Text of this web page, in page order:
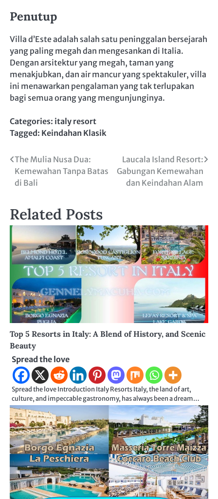
Penutup
Villa d’Este adalah salah satu peninggalan bersejarah
yang paling megah dan mengesankan di Italia.
Dengan arsitektur yang megah, taman yang
menakjubkan, dan air mancur yang spektakuler, villa
ini menawarkan pengalaman yang tak terlupakan
bagi semua orang yang mengunjunginya.
Categories: italy resort
Tagged: Keindahan Klasik
Post
navigation
The Mulia Nusa Dua:
Kemewahan Tanpa Batas
di Bali
Laucala Island Resort:
Gabungan Kemewahan
dan Keindahan Alam
Related Posts
Top 5 Resorts in Italy: A Blend of History, and Scenic
Beauty
Spread the love
Spread the love Introduction Italy Resorts Italy, the land of art,
culture, and impeccable gastronomy, has always been a dream…